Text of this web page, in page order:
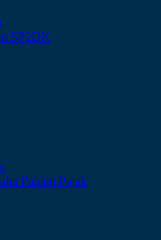
SP2DK
Paham Pajak